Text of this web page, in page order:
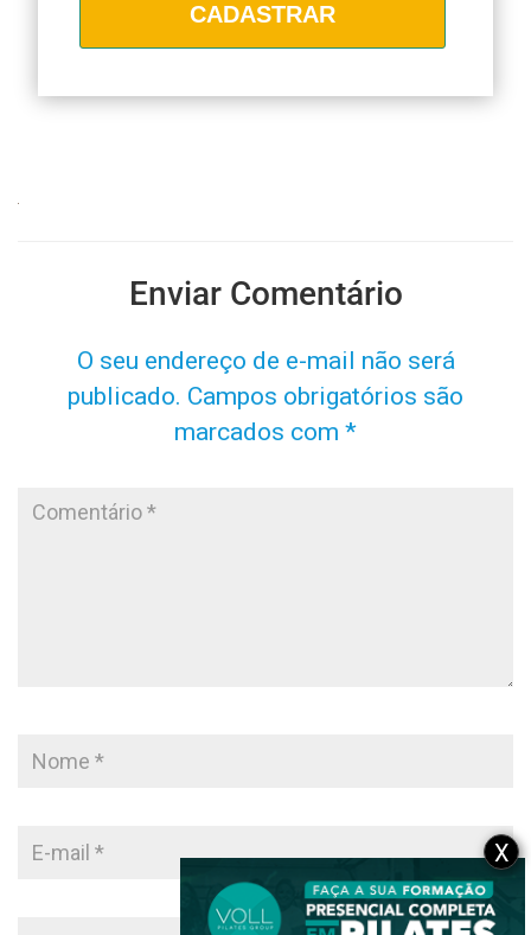
CADASTRAR
Enviar Comentário
O seu endereço de e-mail não será
publicado. Campos obrigatórios são
marcados com *
X